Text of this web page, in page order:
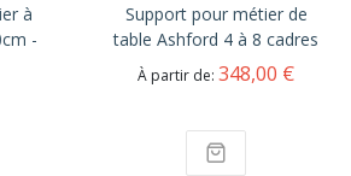
à
-
Support pour métier de
table Ashford 4 à 8 cadres
À partir de 348,00 €